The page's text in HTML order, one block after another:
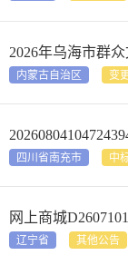
2026年乌海市群
内蒙古自治区 变
四川省南充市 中
网上商城
辽宁省 其他公告